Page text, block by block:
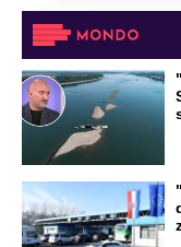
DRAMA ZBOG LJUBAVNE
Zbog svadbe